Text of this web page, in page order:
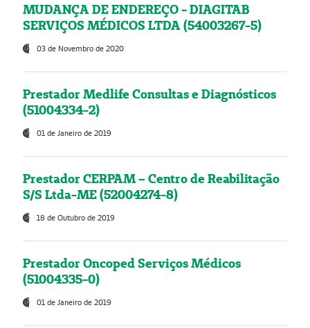
MUDANÇA DE ENDEREÇO - DIAGITAB
SERVIÇOS MÉDICOS LTDA (54003267-5)
03 de Novembro de 2020
Prestador Medlife Consultas e Diagnósticos
(51004334-2)
01 de Janeiro de 2019
Prestador CERPAM – Centro de Reabilitação
S/S Ltda-ME (52004274-8)
18 de Outubro de 2019
Prestador Oncoped Serviços Médicos
(51004335-0)
01 de Janeiro de 2019